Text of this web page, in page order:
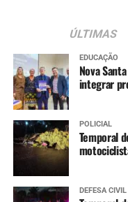
ÚLTIMAS
EDUCAÇÃO
Nova
integrar
POLICIAL
Temporal
DEFESA CIVIL